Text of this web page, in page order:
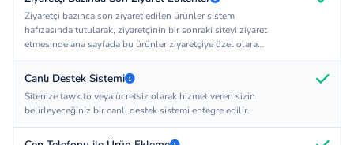
Ziyaretçi bazınca son ziyaret edilen ürünler sistem
hafızasında tutularak, ziyaretçinin bir sonraki siteyi ziyaret
etmesinde ana sayfada bu ürünler ziyaretçiye özel olarak
listelenir.
Canlı Destek Sistemi
Sitenize tawk.to veya ücretsiz olarak hizmet veren sizin
belirleyeceğiniz bir canlı destek sistemi entegre edilir.